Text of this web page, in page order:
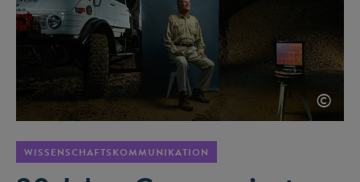
©
WISSENSCHAFTSKOMMUNIKATION